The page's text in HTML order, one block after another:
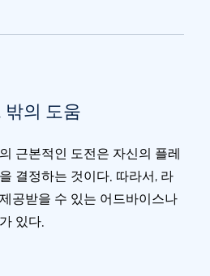
밖의 도움
근본적인 도전은 자신의 플레
결정하는 것이다. 따라서, 라
공받을 수 있는 어드바이스나
있다.